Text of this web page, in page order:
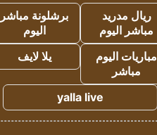
ريال مدريد
مباشر اليوم
برشلونة مباشر
اليوم
مباريات اليوم
مباشر
يلا لايف
yalla live